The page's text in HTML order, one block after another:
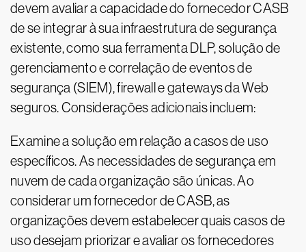
devem avaliar a capacidade do fornecedor CASB
de se integrar à sua infraestrutura de segurança
existente, como sua ferramenta DLP, solução de
gerenciamento e correlação de eventos de
segurança (SIEM), firewall e gateways da Web
seguros. Considerações adicionais incluem:
Examine a solução em relação a casos de uso
específicos. As necessidades de segurança em
nuvem de cada organização são únicas. Ao
considerar um fornecedor de CASB, as
organizações devem estabelecer quais casos de
uso desejam priorizar e avaliar os fornecedores